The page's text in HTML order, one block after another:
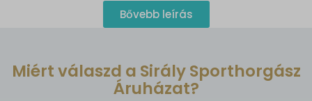
Bővebb leírás
Miért válaszd a Sirály Sporthorgász
Áruházat?